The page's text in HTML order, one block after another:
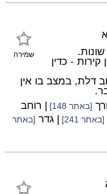
שמירה
- כדין
דלת, במצב בו אין
[באתר 148] | רוחב
[באתר 241] | גדר [באתר